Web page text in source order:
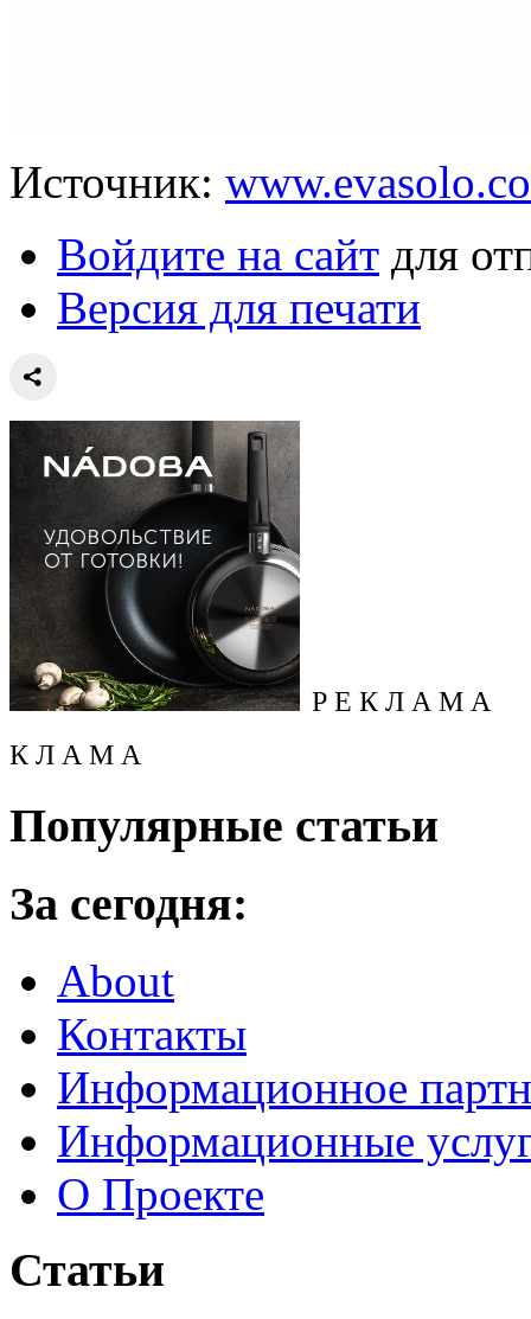
Источник:
Войдите на сайт для
Версия для печати
Р Е К Л А М А
К Л А М А
Популярные статьи
За сегодня:
About
Контакты
Информационное
Информационные
О Проекте
Статьи